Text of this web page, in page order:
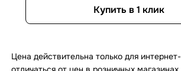
Купить в 1 клик
Цена действительна только для